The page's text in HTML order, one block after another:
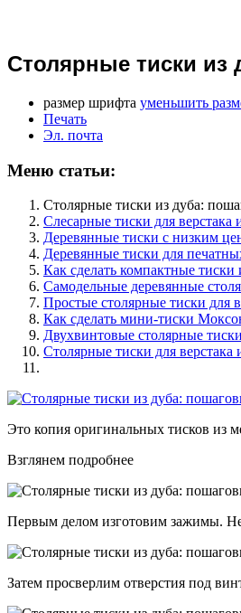
Столярные тиски
размер шрифта уменьшить
Печать
Эл. почта
Меню статьи:
Столярные тиски из дуба:
Слесарные тиски для
Деревянные тиски с низким
Деревянные тиски для
Как сделать компактные
Самодельные деревянные
Простые столярные тиски для
Как сделать мини-тиски
Двухвинтовые столярные
Столярные тиски для
Это копия оригинальных тисков из
Взглянем подробнее
Первым делом изготовим зажимы.
Затем просверлим отверстия под